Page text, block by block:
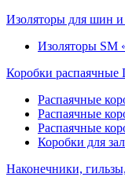
Изоляторы для шин и
Изоляторы SM
Коробки
Распаячные
Распаячные
Распаячные
Коробки для
Наконечники,